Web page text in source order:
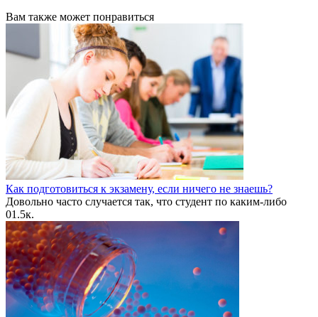
Вам также может понравиться
Как подготовиться к экзамену, если ничего не знаешь?
Довольно часто случается так, что студент по каким-либо
01.5к.